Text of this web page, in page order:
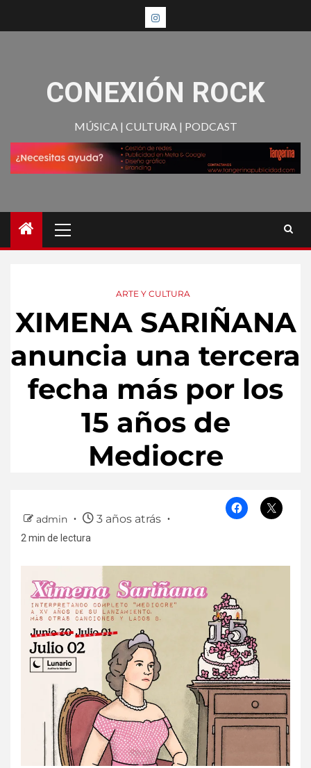
CONEXIÓN ROCK
MÚSICA | CULTURA | PODCAST
ARTE Y CULTURA
XIMENA SARIÑANA
anuncia una tercera
fecha más por los
15 años de
Mediocre
admin 3 años atrás
2 min de lectura